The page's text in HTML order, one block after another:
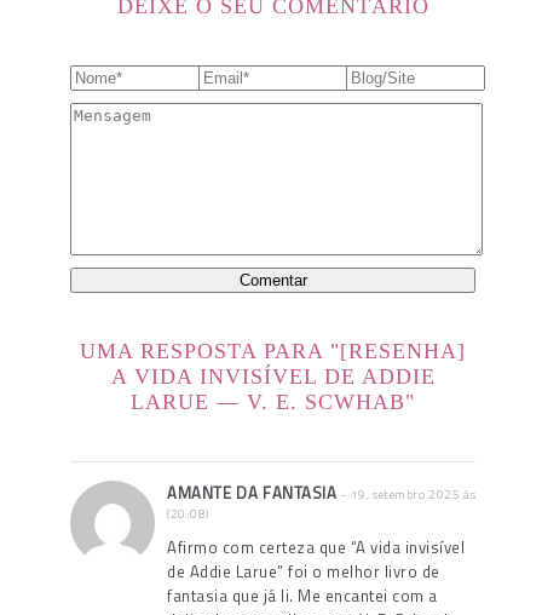
DEIXE O SEU COMENTÁRIO
UMA RESPOSTA PARA "[RESENHA]
A VIDA INVISÍVEL DE ADDIE
LARUE — V. E. SCWHAB"
AMANTE DA FANTASIA - 19, setembro 2025 às
(20:08)
Afirmo com certeza que “A vida invisível
de Addie Larue” foi o melhor livro de
fantasia que já li. Me encantei com a